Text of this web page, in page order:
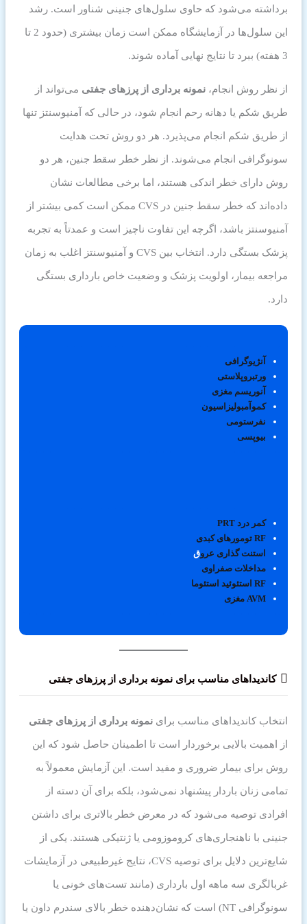
برداشته می‌شود که حاوی سلول‌های جنینی شناور است. رشد
این سلول‌ها در آزمایشگاه ممکن است زمان بیشتری (حدود 2 تا
3 هفته) ببرد تا نتایج نهایی آماده شوند.
از نظر روش انجام،نمونه برداری از پرزهای جفتی می‌تواند از
طریق شکم یا دهانه رحم انجام شود، در حالی که آمنیوسنتز تنها
از طریق شکم انجام می‌پذیرد. هر دو روش تحت هدایت
سونوگرافی انجام می‌شوند. از نظر خطر سقط جنین، هر دو
روش دارای خطر اندکی هستند، اما برخی مطالعات نشان
داده‌اند که خطر سقط جنین در CVS ممکن است کمی بیشتر از
آمنیوسنتز باشد، اگرچه این تفاوت ناچیز است و عمدتاً به تجربه
پزشک بستگی دارد. انتخاب بین CVS و آمنیوسنتز اغلب به زمان
مراجعه بیمار، اولویت پزشک و وضعیت خاص بارداری بستگی
دارد.
آنژیوگرافی
ورتبروپلاستی
آنوریسم مغزی
کموآمبولیزاسیون
نفرستومی
بیوپسی
کمر درد PRT
RF تومورهای کبدی
استنت گذاری عروق
مداخلات صفراوی
RF استئوئید استئوما
AVM مغزی
کاندیداهای مناسب برای نمونه برداری از پرزهای جفتی
انتخاب کاندیداهای مناسب براینمونه برداری از پرزهای جفتی
از اهمیت بالایی برخوردار است تا اطمینان حاصل شود که این
روش برای بیمار ضروری و مفید است. این آزمایش معمولاً به
تمامی زنان باردار پیشنهاد نمی‌شود، بلکه برای آن دسته از
افرادی توصیه می‌شود که در معرض خطر بالاتری برای داشتن
جنینی با ناهنجاری‌های کروموزومی یا ژنتیکی هستند. یکی از
شایع‌ترین دلایل برای توصیه CVS، نتایج غیرطبیعی در آزمایشات
غربالگری سه ماهه اول بارداری (مانند تست‌های خونی یا
سونوگرافی NT) است که نشان‌دهنده خطر بالای سندرم داون یا